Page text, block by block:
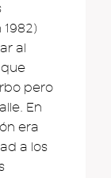
al
pero
En
era
a los